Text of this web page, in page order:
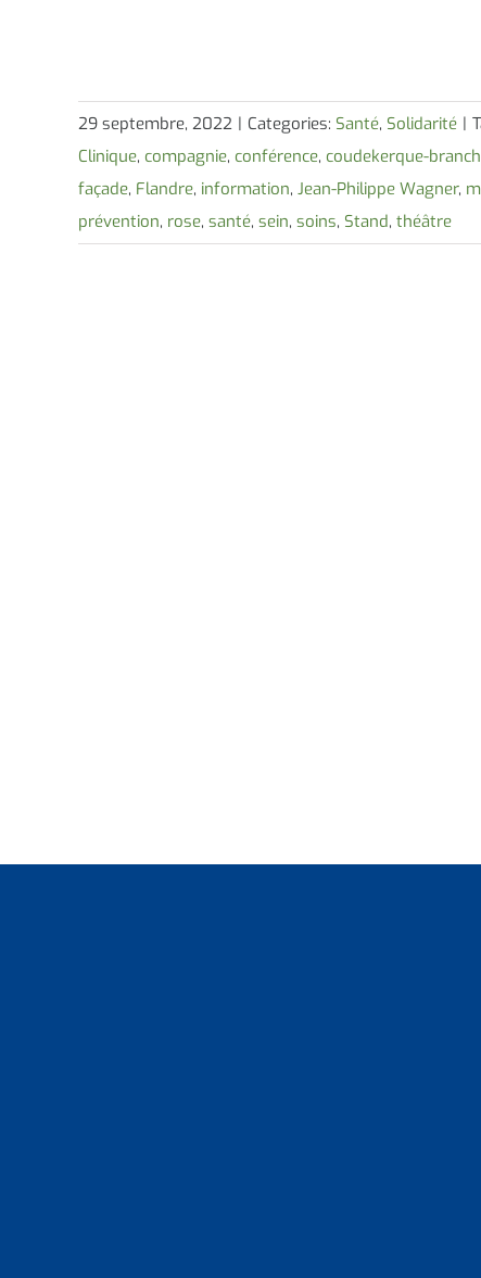
29 septembre, 2022 | Categories: Santé, Solidarité |
Clinique, compagnie, conférence, coudekerque-
façade, Flandre, information, Jean-Philippe Wagner,
prévention, rose, santé, sein, soins, Stand, théâtre